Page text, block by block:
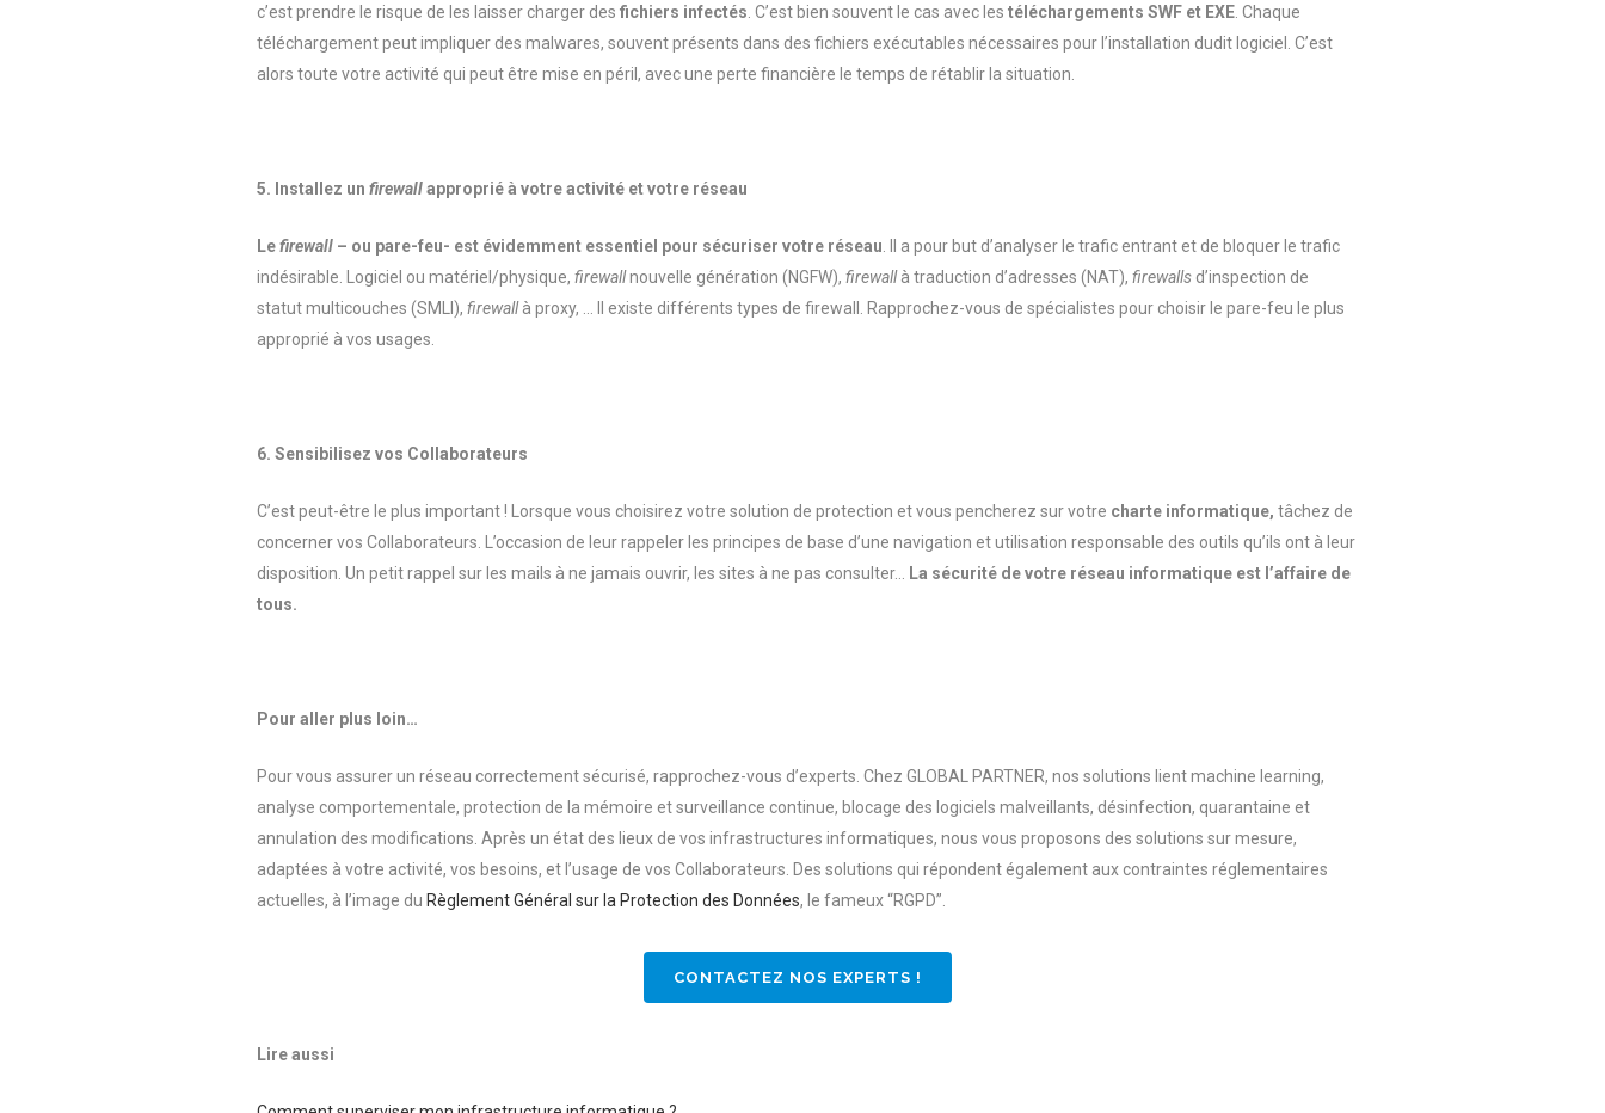
c’est prendre le risque de les laisser charger des fichiers infectés C’est bien souvent le cas avec les téléchargements SWF et EXE Chaque
téléchargement peut impliquer des malwares, souvent présents dans des fichiers exécutables nécessaires pour l’installation dudit logiciel. C’est
alors toute votre activité qui peut être mise en péril, avec une perte financière le temps de rétablir la situation.
5. Installez un firewallapproprié à votre activité et votre réseau
Lefirewall – ou pare-feu- est évidemment essentiel pour sécuriser votre réseau . Il a pour but d’analyser le trafic entrant et de bloquer le trafic
indésirable. Logiciel ou matériel/physique, firewallnouvelle génération (NGFW), firewallà traduction d’adresses (NAT), firewalls d’inspection de
statut multicouches (SMLI), firewallà proxy, … Il existe différents types de firewall. Rapprochez-vous de spécialistes pour choisir le pare-feu le plus
approprié à vos usages.
6. Sensibilisez vos Collaborateurs
C’est peut-être le plus important ! Lorsque vous choisirez votre solution de protection et vous pencherez sur votre charte informatique, tâchez de
concerner vos Collaborateurs. L’occasion de leur rappeler les principes de base d’une navigation et utilisation responsable des outils qu’ils ont à leur
disposition. Un petit rappel sur les mails à ne jamais ouvrir, les sites à ne pas consulter… La sécurité de votre réseau informatique est l’affaire de
tous.
Pour aller plus loin…
Pour vous assurer un réseau correctement sécurisé, rapprochez-vous d’experts. Chez GLOBAL PARTNER, nos solutions lientmachine learning,
analyse comportementale, protection de la mémoire et surveillance continue, blocage des logiciels malveillants, désinfection, quarantaine et
annulation des modifications. Après un état des lieux de vos infrastructures informatiques, nous vous proposons des solutions sur mesure,
adaptées à votre activité, vos besoins, et l’usage de vos Collaborateurs. Des solutions qui répondent également aux contraintes réglementaires
actuelles, à l’image du Règlement Général sur la Protection des Données, le fameux “RGPD”.
CONTACTEZ NOS EXPERTS !
Lire aussi